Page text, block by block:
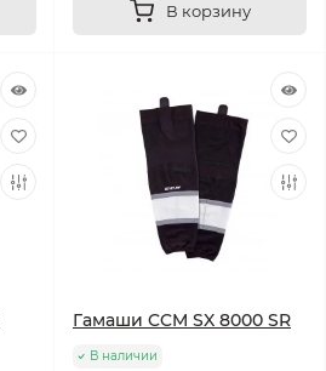
В корзину
Гамаши CCM SX 8000 SR
В наличии